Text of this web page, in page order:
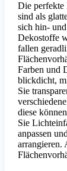
Die perfekte
sind als
sich hin-
Dekostoffe
fallen
Farben und
blickdicht,
Sie
diese
Sie
anpassen
arrangieren.